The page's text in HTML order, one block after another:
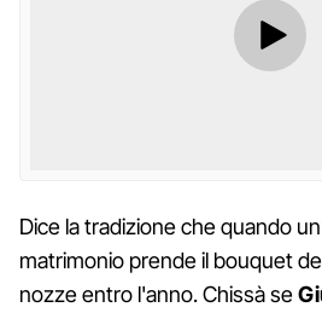
Dice la tradizione che quando
matrimonio prende il bouquet
nozze entro l'anno. Chissà se